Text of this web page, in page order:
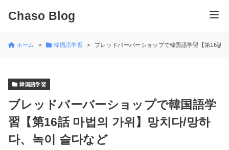
Chaso Blog
ホーム 韓国語学習 ブレッドバーバーショップで韓国語学習【第16話
韓国語学習
ブレッドバーバーショップで韓国語学
習【第16話 마법의 가위】망치다/망하
다、녹이 슬다など